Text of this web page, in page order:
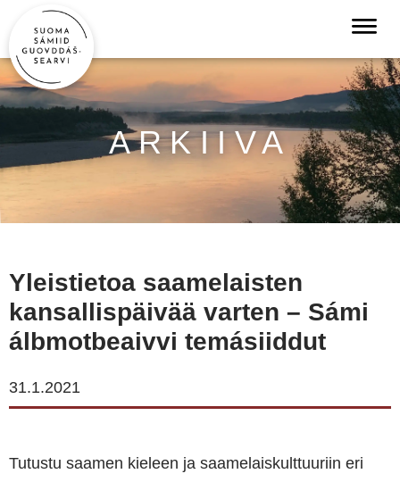
ARKIIVA
Yleistietoa saamelaisten
kansallispäivää varten – Sámi
álbmotbeaivvi temásiiddut
31.1.2021
Tutustu saamen kieleen ja saamelaiskulttuuriin eri